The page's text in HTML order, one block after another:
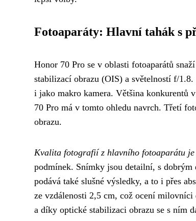
Fotoaparáty: Hlavní tahák s
Honor 70 Pro se v oblasti fotoaparátů
stabilizací obrazu (OIS) a světelností f/
i jako makro kamera. Většina konkurentů
70 Pro má v tomto ohledu navrch. Třetí
obrazu.
Kvalita fotografií z hlavního fotoaparátu
podmínek. Snímky jsou detailní, s
podává také slušné výsledky, a to i přes
ze vzdálenosti 2,5 cm, což ocení
a díky optické stabilizaci obrazu se s ním